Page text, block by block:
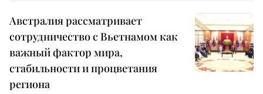
Австралия рассматривает
сотрудничество с Вьетнамом как
важный фактор мира,
стабильности и процветания
региона